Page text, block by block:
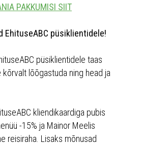
PAKKUMISI SIIT
EhituseABC püsiklientidele!
püsiklientidele taas
lõõgastuda ning head ja
kliendikaardiga pubis
-15% ja Mainor Meelis
reisiraha. Lisaks mõnusad